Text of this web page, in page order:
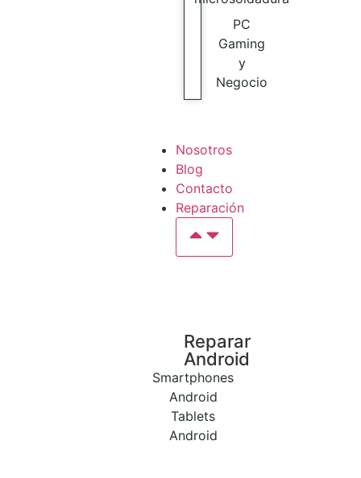
PC
Gaming
y
Negocio
Nosotros
Blog
Contacto
Reparación
Reparar
Android
Smartphones
Android
Tablets
Android